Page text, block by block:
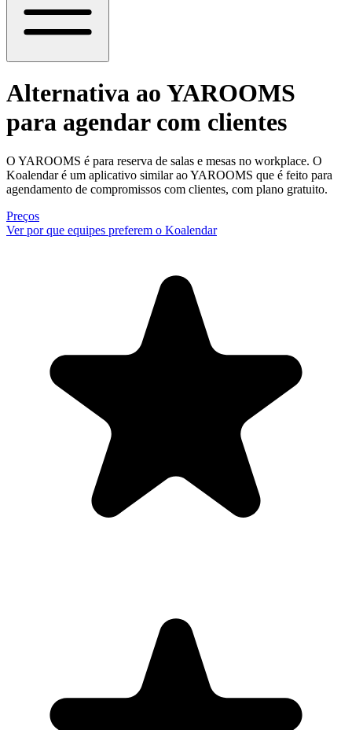
Alternativa ao YAROOMS
para agendar com clientes
O YAROOMS é para reserva de salas e mesas no workplace. O
Koalendar é um aplicativo similar ao YAROOMS que é feito para
agendamento de compromissos com clientes, com plano gratuito.
Preços
Ver por que equipes preferem o Koalendar